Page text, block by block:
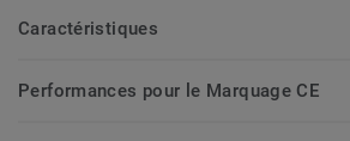
Caractéristiques
Performances pour le Marquage CE